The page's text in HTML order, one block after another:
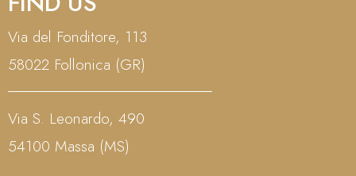
Via del Fonditore, 113
58022 Follonica (GR)
Via S. Leonardo, 490
54100 Massa (MS)